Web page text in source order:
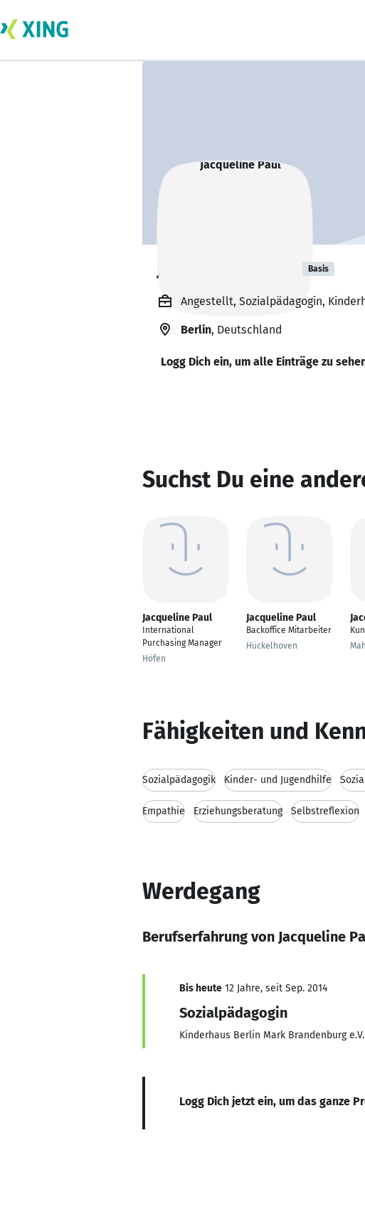
Jacqueline Paul Basis
Angestellt, Sozialpädagogin,
Berlin, Deutschland
Logg Dich ein, um alle Einträge zu
Suchst Du eine
Jacqueline Paul
International
Purchasing Manager
Höfen
Jacqueline Paul
Backoffice Mitarbeiter
Hückelhoven
Fähigkeiten und
Sozialpädagogik Kinder- und Jugendhilfe
Empathie Erziehungsberatung Selbstreflexion
Werdegang
Berufserfahrung von Jacqueline
Bis heute 12 Jahre, seit Sep. 2014
Sozialpädagogin
Kinderhaus Berlin Mark Brandenburg e.V.
Logg Dich jetzt ein, um das ganze